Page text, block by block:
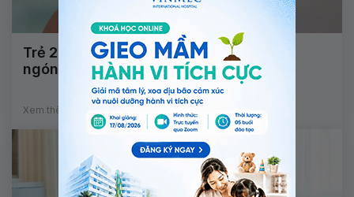
Trẻ 2 tháng tuổi không duỗi thẳng được
ngón cái là dấu hiệu bệnh gì?
Xem thêm